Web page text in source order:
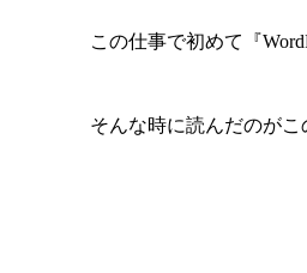
この仕事で初めて『
そんな時に読んだのがこ